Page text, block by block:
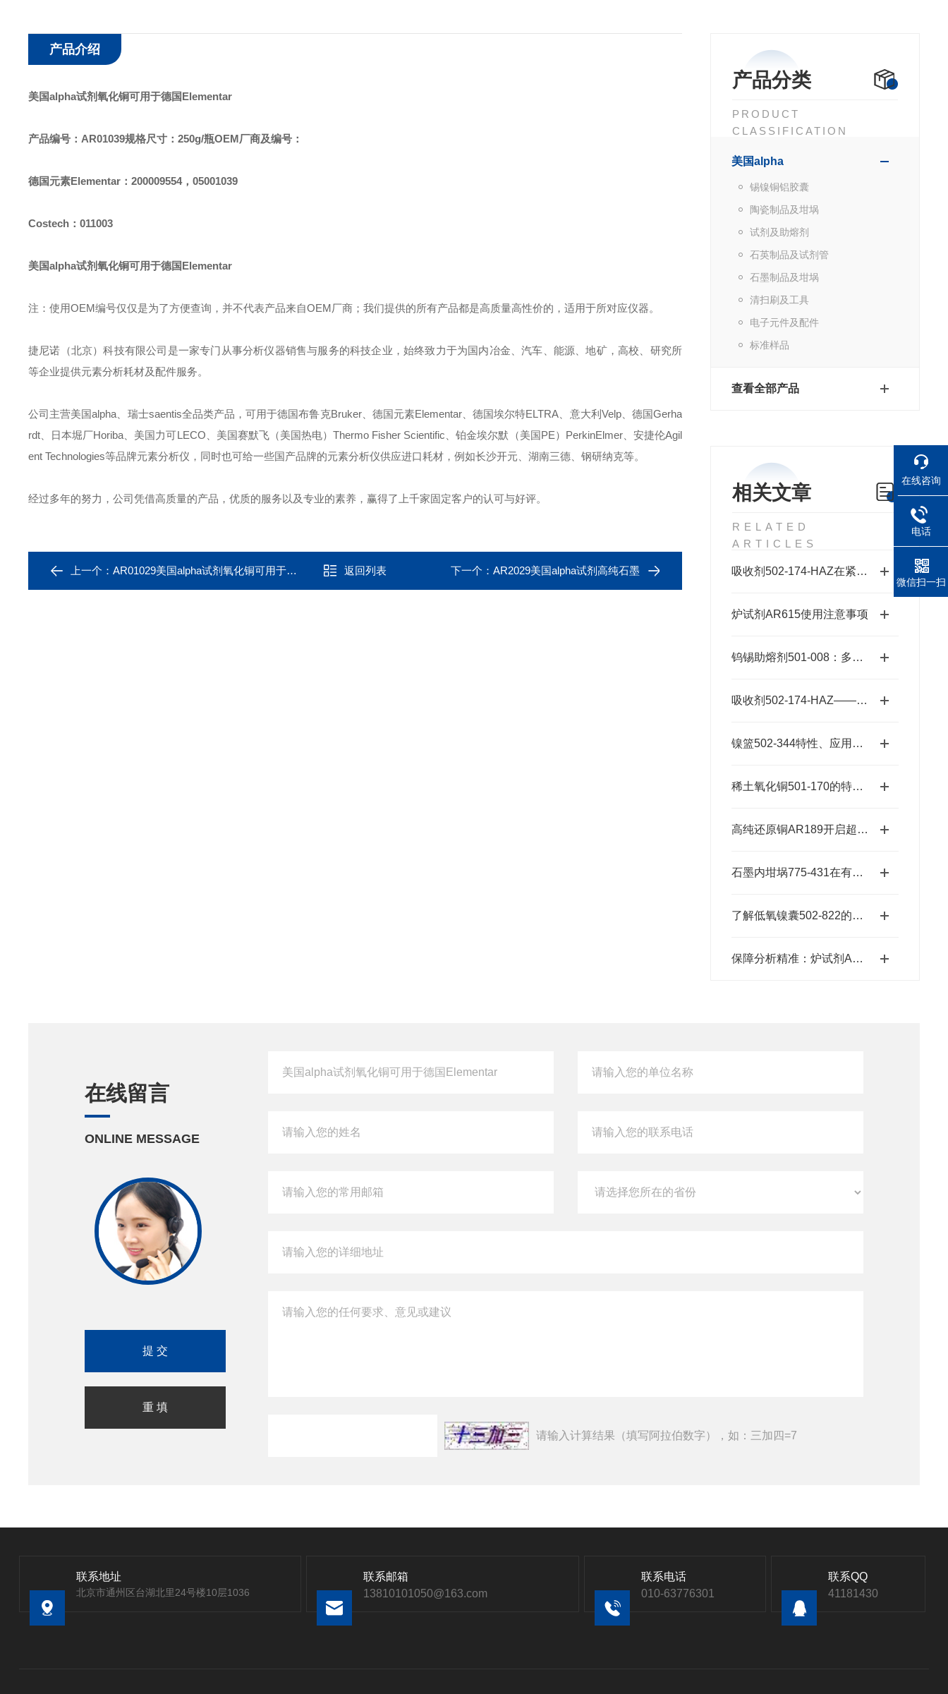
产品分类
PRODUCT
CLASSIFICATION
美国alpha
锡镍铜铝胶囊
陶瓷制品及坩埚
试剂及助熔剂
石英制品及试剂管
石墨制品及坩埚
清扫刷及工具
电子元件及配件
标准样品
查看全部产品
相关文章
RELATED
ARTICLES
吸收剂502-174-HAZ在紧急响应中的作用
炉试剂AR615使用注意事项
钨锡助熔剂501-008：多元样品熔融的高效适配方案
吸收剂502-174-HAZ——碱石棉二氧化碳吸收剂原理与元素分析及气体净化应用
镍篮502-344特性、应用与潜力探秘
稀土氧化铜501-170的特性和应用前景
高纯还原铜AR189开启超纯金属新时代的“铜”话钥匙
石墨内坩埚775-431在有色金属冶炼中的应用
了解低氧镍囊502-822的特性与应用
保障分析精准：炉试剂AR615的可靠性能
产品介绍
美国alpha试剂氧化铜可用于德国Elementar
产品编号：AR01039规格尺寸：250g/瓶OEM厂商及编号：
德国元素Elementar：200009554，05001039
Costech：011003
美国alpha试剂氧化铜可用于德国Elementar
注：使用OEM编号仅仅是为了方便查询，并不代表产品来自OEM厂商；我们提供的所有产品都是高质量高性价的，适用于所对应仪器。
捷尼诺（北京）科技有限公司是一家专门从事分析仪器销售与服务的科技企业，始终致力于为国内冶金、汽车、能源、地矿，高校、研究所
等企业提供元素分析耗材及配件服务。
公司主营美国alpha、瑞士saentis全品类产品，可用于德国布鲁克Bruker、德国元素Elementar、德国埃尔特ELTRA、意大利Velp、德国Gerha
rdt、日本堀厂Horiba、美国力可LECO、美国赛默飞（美国热电）Thermo Fisher Scientific、铂金埃尔默（美国PE）PerkinElmer、安捷伦Agil
ent Technologies等品牌元素分析仪，同时也可给一些国产品牌的元素分析仪供应进口耗材，例如长沙开元、湖南三德、钢研纳克等。
经过多年的努力，公司凭借高质量的产品，优质的服务以及专业的素养，赢得了上千家固定客户的认可与好评。
上一个： AR01029美国alpha试剂氧化铜可用于德国Elementar 返回列表 下一个： AR2029美国alpha试剂高纯石墨
在线留言
ONLINE MESSAGE
请输入计算结果（填写阿拉伯数字），如：三加四=7
联系地址
北京市通州区台湖北里24号楼10层1036
联系邮箱
13810101050@163.com
联系电话
010-63776301
联系QQ
41181430
在线咨询
电话
微信扫一扫